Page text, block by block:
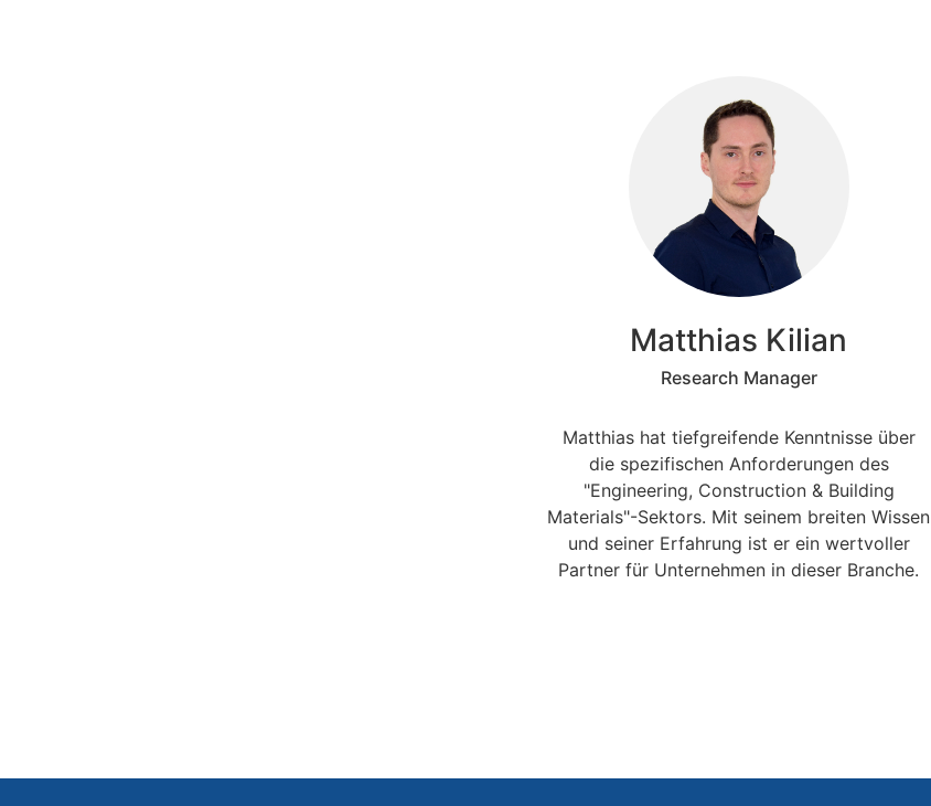
Matthias Kilian
Research Manager
Matthias hat tiefgreifende Kenntnisse über
die spezifischen Anforderungen des
"Engineering, Construction & Building
Materials"-Sektors. Mit seinem breiten Wissen
und seiner Erfahrung ist er ein wertvoller
Partner für Unternehmen in dieser Branche.